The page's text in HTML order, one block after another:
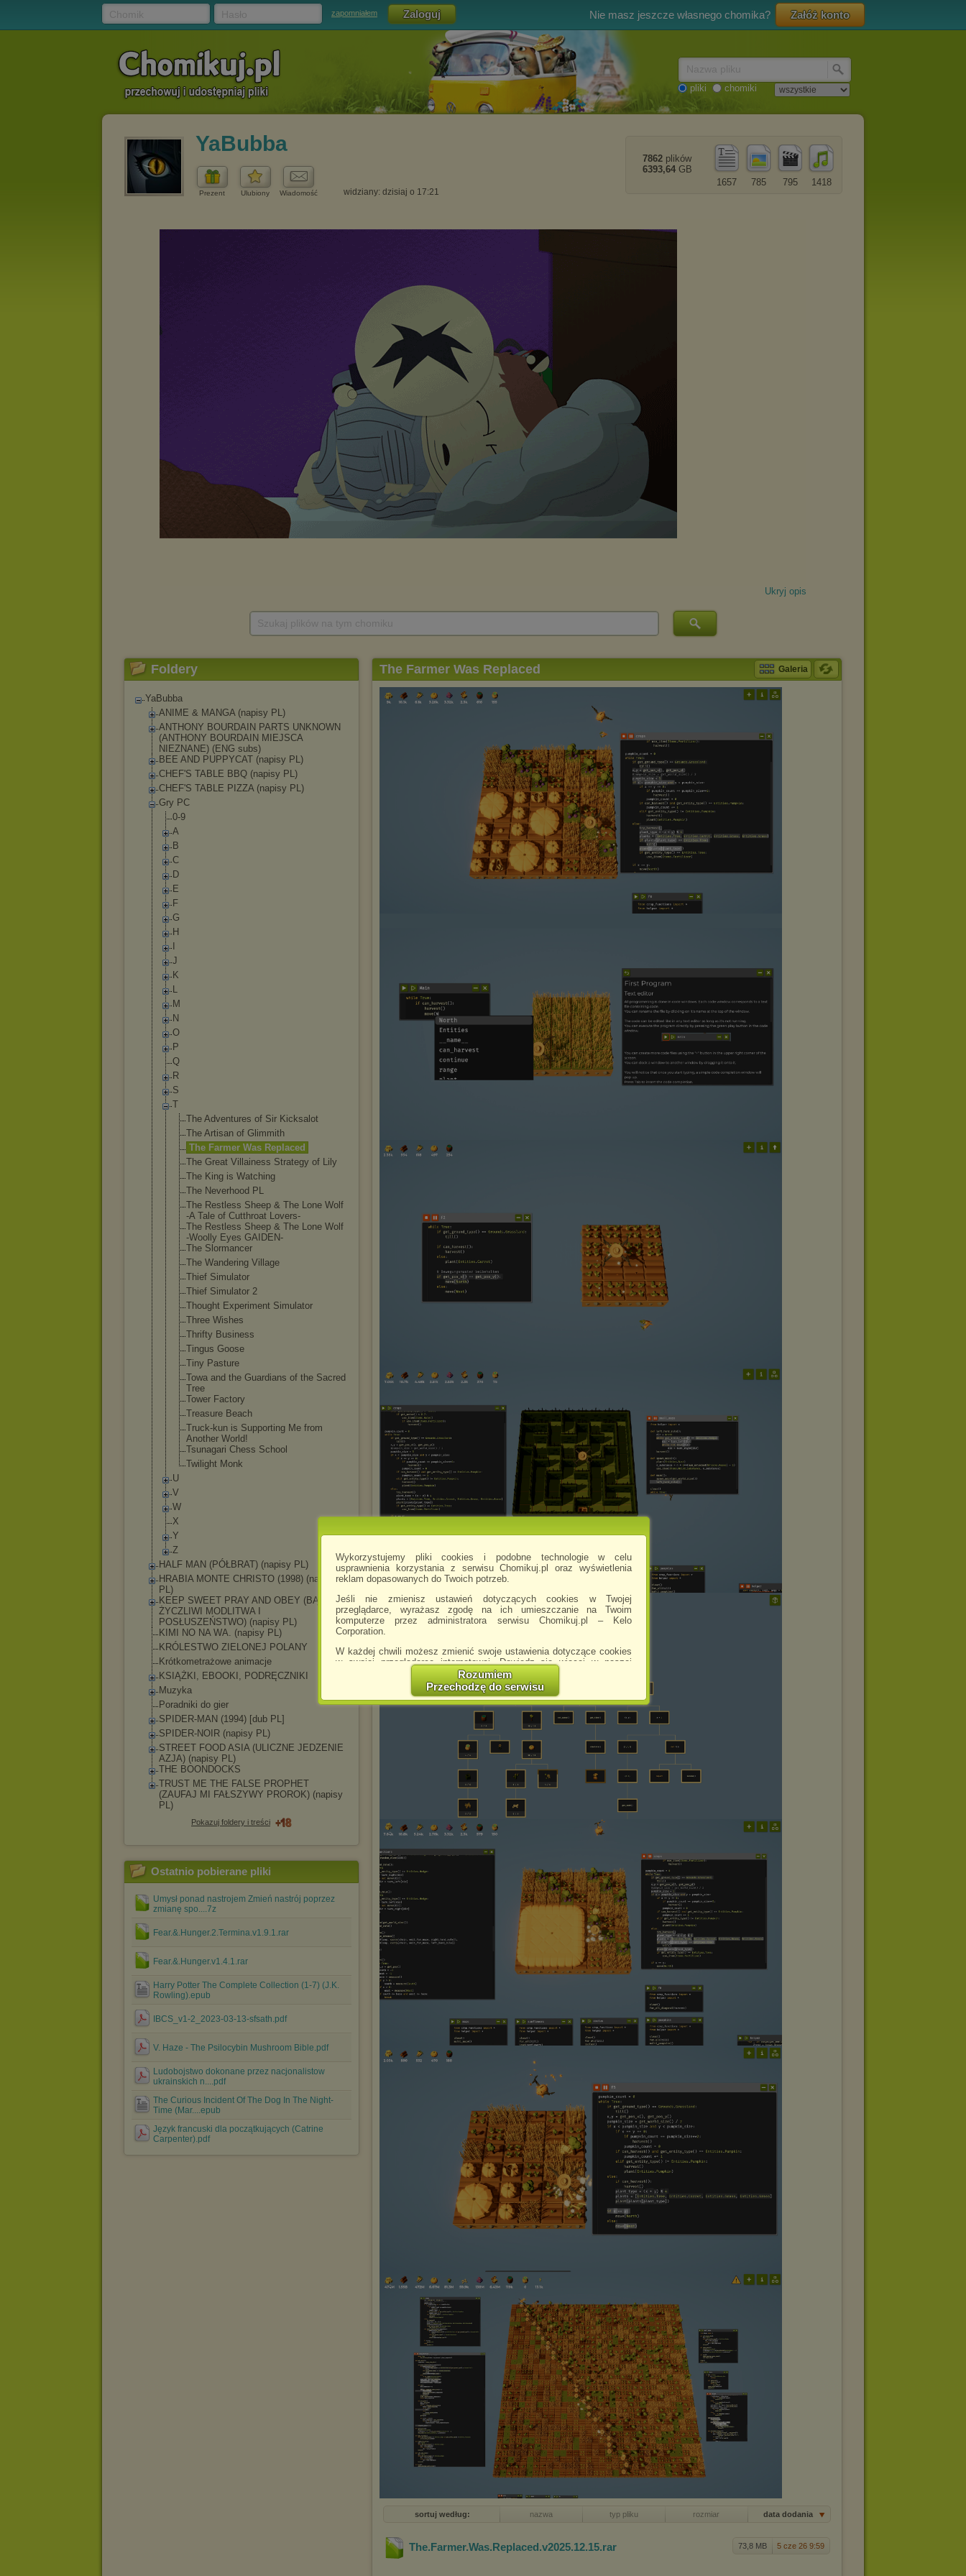
Wykorzystujemy pliki cookies i podobne technologie w celu
usprawnienia korzystania z serwisu Chomikuj.pl oraz wyświetlenia
reklam dopasowanych do Twoich potrzeb.
Jeśli nie zmienisz ustawień dotyczących cookies w Twojej
przeglądarce, wyrażasz zgodę na ich umieszczanie na Twoim
komputerze przez administratora serwisu Chomikuj.pl – Kelo
Corporation.
W każdej chwili możesz zmienić swoje ustawienia dotyczące cookies
w swojej przeglądarce internetowej. Dowiedz się więcej w naszej
http://chomikuj.pl/PolitykaPrywatnosci.aspx
Jednocześnie informujemy że zmiana ustawień przeglądarki może
spowodować ograniczenie korzystania ze strony Chomikuj.pl.
W przypadku braku twojej zgody na akceptację cookies niestety
prosimy o opuszczenie serwisu chomikuj.pl.
Wykorzystanie plików cookies
przezZaufanych Partnerów
(dostosowanie reklam do Twoich potrzeb, analiza skuteczności działań
Wyrażenie sprzeciwu spowoduje, że wyświetlana Ci reklama nie
będzie dopasowana do Twoich preferencji, a będzie to reklama
Istnieje możliwość zmiany ustawień przeglądarki internetowej w
sposób uniemożliwiający przechowywanie plików cookies na
urządzeniu końcowym. Można również usunąć pliki cookies,
dokonując odpowiednich zmian w ustawieniach przeglądarki
internetowej.
Pełną informację na ten temat znajdziesz pod adresem
http://chomikuj.pl/PolitykaPrywatnosci.aspx
.
Rozumiem
Przechodzę do serwisu
zapomniałem Nie masz jeszcze własnego chomika? Załóż konto
pliki chomiki
YaBubba
Prezent Ulubiony Wiadomość widziany: dzisiaj o 17:21
1418
795
785
1657
7862 plików
6393,64 GB
Ukryj opis
Foldery
YaBubba
ANIME & MANGA (napisy PL)
ANTHONY BOURDAIN PARTS UNKNOWN
(ANTHONY BOURDAIN MIEJSCA
NIEZNANE) (ENG subs)
BEE AND PUPPYCAT (napisy PL)
CHEF'S TABLE BBQ (napisy PL)
CHEF'S TABLE PIZZA (napisy PL)
Gry PC
0-9
A
B
C
D
E
F
G
H
J
K
L
M
N
O
P
Q
R
S
T
The Adventures of Sir Kicksalot
The Artisan of Glimmith
The Farmer Was Replaced
The Great Villainess Strategy of Lily
The King is Watching
The Neverhood PL
The Restless Sheep & The Lone Wolf
-A Tale of Cutthroat Lovers-
The Restless Sheep & The Lone Wolf
-Woolly Eyes GAIDEN-
The Slormancer
The Wandering Village
Thief Simulator
Thief Simulator 2
Thought Experiment Simulator
Three Wishes
Thrifty Business
Tingus Goose
Tiny Pasture
Towa and the Guardians of the Sacred
Tree
Tower Factory
Treasure Beach
Truck-kun is Supporting Me from
Another World!
Tsunagari Chess School
Twilight Monk
U
V
W
X
Y
Z
HALF MAN (PÓŁBRAT) (napisy PL)
HRABIA MONTE CHRISTO (1998) (napisy
PL)
KEEP SWEET PRAY AND OBEY (BĄDŹCIE
ŻYCZLIWI MODLITWA I
POSŁUSZEŃSTWO) (napisy PL)
KIMI NO NA WA. (napisy PL)
KRÓLESTWO ZIELONEJ POLANY
Krótkometrażowe animacje
KSIĄŻKI, EBOOKI, PODRĘCZNIKI
Muzyka
Poradniki do gier
SPIDER-MAN (1994) [dub PL]
SPIDER-NOIR (napisy PL)
STREET FOOD ASIA (ULICZNE JEDZENIE
AZJA) (napisy PL)
THE BOONDOCKS
TRUST ME THE FALSE PROPHET
(ZAUFAJ MI FAŁSZYWY PROROK) (napisy
PL)
Pokazuj foldery i treści
Ostatnio pobierane pliki
Umysł ponad nastrojem Zmień nastrój poprzez
zmianę spo....7z
Fear.&.Hunger.2.Termina.v1.9.1.rar
Fear.&.Hunger.v1.4.1.rar
Harry Potter The Complete Collection (1-7) (J.K.
Rowling).epub
IBCS_v1-2_2023-03-13-sfsath.pdf
V. Haze - The Psilocybin Mushroom Bible.pdf
Ludobojstwo dokonane przez nacjonalistow
ukrainskich n....pdf
The Curious Incident Of The Dog In The Night-
Time (Mar....epub
Język francuski dla początkujących (Catrine
Carpenter).pdf
The Farmer Was Replaced Galeria
sortuj według: nazwa typ pliku rozmiar data dodania
73,8 MB 5 cze 26 9:59
The.Farmer.Was.Replaced.v2025.12.15.rar